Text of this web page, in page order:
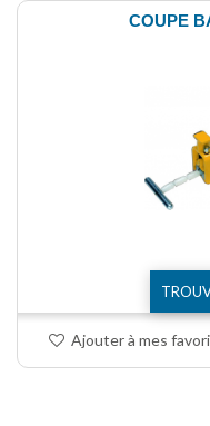
COUPE
Ajouter à mes